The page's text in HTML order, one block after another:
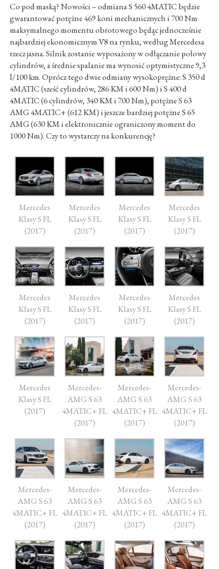
Co pod maską? Nowości – odmiana S 560 4MATIC będzie
gwarantować potężne 469 koni mechanicznych i 700 Nm
maksymalnego momentu obrotowego będąc jednocześnie
najbardziej ekonomicznym V8 na rynku, według Mercedesa
rzecz jasna. Silnik zostanie wyposażony w odłączanie połowy
cylindrów, a średnie spalanie ma wynosić optymistyczne 9,3
l/100 km. Oprócz tego dwie odmiany wysokoprężne: S 350 d
4MATIC (sześć cylindrów, 286 KM i 600 Nm) i S 400 d
4MATIC (6 cylindrów, 340 KM i 700 Nm), potężne S 63
AMG 4MATIC+ (612 KM) i jeszcze bardziej potężne S 65
AMG (630 KM i elektronicznie ograniczony moment do
1000 Nm). Czy to wystarczy na konkurencję?
Mercedes
Klasy S FL
(2017)
Mercedes
Klasy S FL
(2017)
Mercedes
Klasy S FL
(2017)
Mercedes
Klasy S FL
(2017)
Mercedes
Klasy S FL
(2017)
Mercedes
Klasy S FL
(2017)
Mercedes
Klasy S FL
(2017)
Mercedes
Klasy S FL
(2017)
Mercedes
Klasy S FL
(2017)
Mercedes-
AMG S 63
4MATIC+ FL
(2017)
Mercedes-
AMG S 63
4MATIC+ FL
(2017)
Mercedes-
AMG S 63
4MATIC+ FL
(2017)
Mercedes-
AMG S 63
4MATIC+ FL
(2017)
Mercedes-
AMG S 63
4MATIC+ FL
(2017)
Mercedes-
AMG S 63
4MATIC+ FL
(2017)
Mercedes-
AMG S 63
4MATIC+ FL
(2017)